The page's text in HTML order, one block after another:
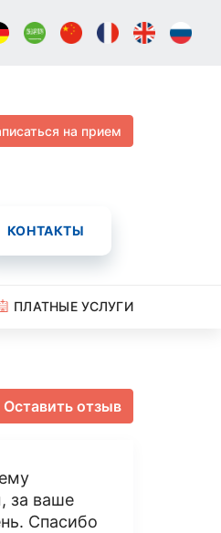
на прием
КОНТАКТЫ
ПЛАТНЫЕ УСЛУГИ
Оставить отзыв
за ваше
Спасибо